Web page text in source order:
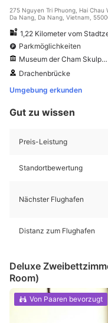
275 Nguyen Tri Phuong, Hai Chau
Da Nang, Da Nang, Vietnam,
1,22 Kilometer vom
Parkmöglichkeiten
Museum der Cham Skulptur
Drachenbrücke
Umgebung erkunden
Gut zu wissen
Preis-Leistung
Standortbewertung
Nächster Flughafen
Distanz zum Flughafen
Deluxe
Room)
Von Paaren bevorzugt